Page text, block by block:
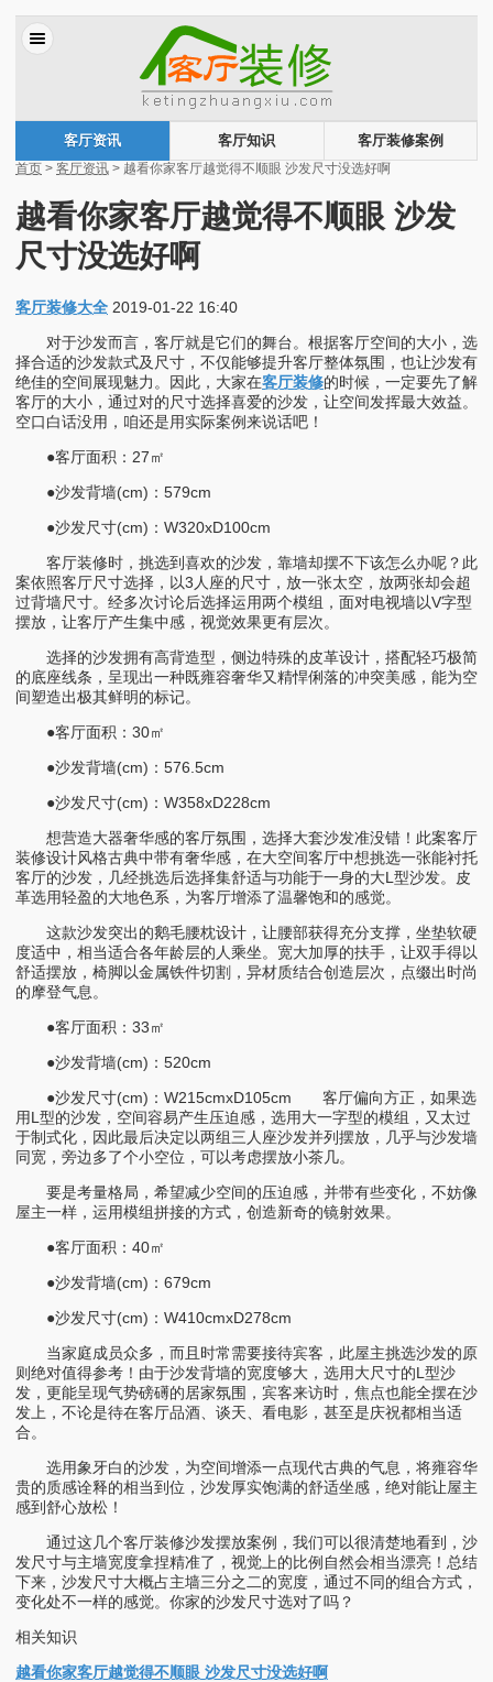
客厅资讯 客厅知识
客厅装修案例
首页 > 客厅资讯 > 越看你家客厅越觉得不顺眼 沙发尺寸没选好啊
越看你家客厅越觉得不顺眼 沙发
尺寸没选好啊
客厅装修大全 2019-01-22 16:40
对于沙发而言，客厅就是它们的舞台。根据客厅空间的大小，选
择合适的沙发款式及尺寸，不仅能够提升客厅整体氛围，也让沙发有
绝佳的空间展现魅力。因此，大家在客厅装修的时候，一定要先了解
客厅的大小，通过对的尺寸选择喜爱的沙发，让空间发挥最大效益。
空口白话没用，咱还是用实际案例来说话吧！
●客厅面积：27㎡
●沙发背墙(cm)：579cm
●沙发尺寸(cm)：W320xD100cm
客厅装修时，挑选到喜欢的沙发，靠墙却摆不下该怎么办呢？此
案依照客厅尺寸选择，以3人座的尺寸，放一张太空，放两张却会超
过背墙尺寸。经多次讨论后选择运用两个模组，面对电视墙以V字型
摆放，让客厅产生集中感，视觉效果更有层次。
选择的沙发拥有高背造型，侧边特殊的皮革设计，搭配轻巧极简
的底座线条，呈现出一种既雍容奢华又精悍俐落的冲突美感，能为空
间塑造出极其鲜明的标记。
●客厅面积：30㎡
●沙发背墙(cm)：576.5cm
●沙发尺寸(cm)：W358xD228cm
想营造大器奢华感的客厅氛围，选择大套沙发准没错！此案客厅
装修设计风格古典中带有奢华感，在大空间客厅中想挑选一张能衬托
客厅的沙发，几经挑选后选择集舒适与功能于一身的大L型沙发。皮
革选用轻盈的大地色系，为客厅增添了温馨饱和的感觉。
这款沙发突出的鹅毛腰枕设计，让腰部获得充分支撑，坐垫软硬
度适中，相当适合各年龄层的人乘坐。宽大加厚的扶手，让双手得以
舒适摆放，椅脚以金属铁件切割，异材质结合创造层次，点缀出时尚
的摩登气息。
●客厅面积：33㎡
●沙发背墙(cm)：520cm
●沙发尺寸(cm)：W215cmxD105cm 客厅偏向方正，如果选
用L型的沙发，空间容易产生压迫感，选用大一字型的模组，又太过
于制式化，因此最后决定以两组三人座沙发并列摆放，几乎与沙发墙
同宽，旁边多了个小空位，可以考虑摆放小茶几。
要是考量格局，希望减少空间的压迫感，并带有些变化，不妨像
屋主一样，运用模组拼接的方式，创造新奇的镜射效果。
●客厅面积：40㎡
●沙发背墙(cm)：679cm
●沙发尺寸(cm)：W410cmxD278cm
当家庭成员众多，而且时常需要接待宾客，此屋主挑选沙发的原
则绝对值得参考！由于沙发背墙的宽度够大，选用大尺寸的L型沙
发，更能呈现气势磅礡的居家氛围，宾客来访时，焦点也能全摆在沙
发上，不论是待在客厅品酒、谈天、看电影，甚至是庆祝都相当适
合。
选用象牙白的沙发，为空间增添一点现代古典的气息，将雍容华
贵的质感诠释的相当到位，沙发厚实饱满的舒适坐感，绝对能让屋主
感到舒心放松！
通过这几个客厅装修沙发摆放案例，我们可以很清楚地看到，沙
发尺寸与主墙宽度拿捏精准了，视觉上的比例自然会相当漂亮！总结
下来，沙发尺寸大概占主墙三分之二的宽度，通过不同的组合方式，
变化处不一样的感觉。你家的沙发尺寸选对了吗？
相关知识
越看你家客厅越觉得不顺眼 沙发尺寸没选好啊